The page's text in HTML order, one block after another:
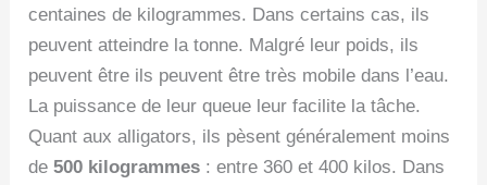
centaines de kilogrammes. Dans certains cas, ils
peuvent atteindre la tonne. Malgré leur poids, ils
peuvent être ils peuvent être très mobile dans l’eau.
La puissance de leur queue leur facilite la tâche.
Quant aux alligators, ils pèsent généralement moins
de500 kilogrammes : entre 360 et 400 kilos. Dans